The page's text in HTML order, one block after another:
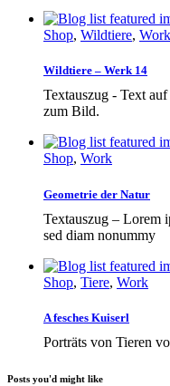
Shop, Wildtiere, Work
Wildtiere – Werk 14
Textauszug - Text
zum Bild.
Shop, Work
Geometrie der Natur
Textauszug – Lorem
sed diam nonummy
Shop, Tiere, Work
A fesches Kuiserl
Porträts von Tieren
Posts you'd might like